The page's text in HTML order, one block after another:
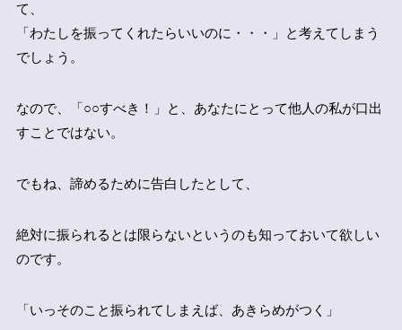
て、
「わたしを振ってくれたらいいのに・・・」と考えてしまう
でしょう。
なので、「○○すべき！」と、あなたにとって他人の私が口出
すことではない。
でもね、 諦めるために告白したとして、
絶対に振られるとは限らないというのも知っておいて欲しい
のです。
「いっそのこと振られてしまえば、あきらめがつく」